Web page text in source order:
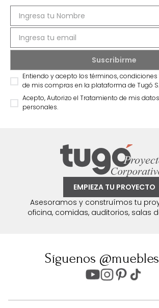
Entiendo y acepto los términos, condiciones
de mis compras en la plataforma de Tugó
Acepto, Autorizo el Tratamiento de mis datos
personales.
EMPIEZA TU PROYECTO
Asesoramos y construímos tu
oficina, comidas, auditorios, salas
Síguenos